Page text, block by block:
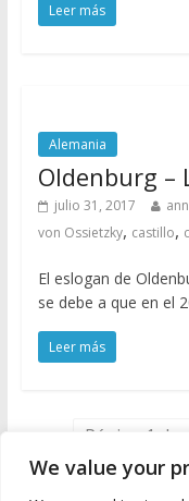
We value your
Leer más
Alemania
Oldenburg –
julio 31, 2017
von Ossietzky, castillo,
El eslogan de
se debe a que en el
Leer más
Página 1 de